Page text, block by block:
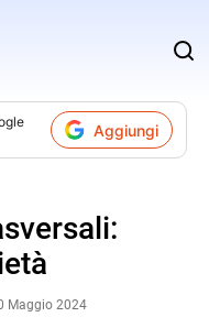
Aggiungi
Maggio 2024